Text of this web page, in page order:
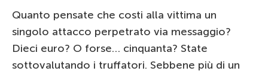
Quanto pensate che costi alla vittima un
singolo attacco perpetrato via messaggio?
Dieci euro? O forse… cinquanta? State
sottovalutando i truffatori. Sebbene più di un